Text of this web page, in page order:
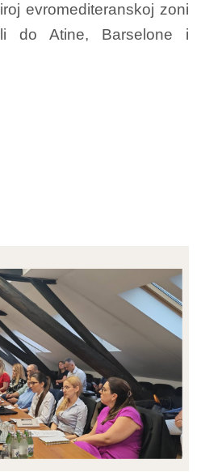
evromediteranskoj zoni
do Atine, Barselone i